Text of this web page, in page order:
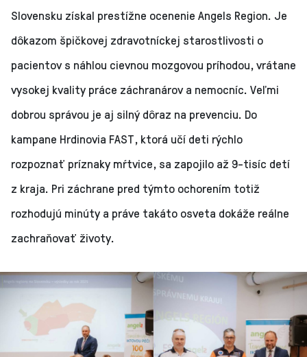
Slovensku získal prestížne ocenenie Angels Region. Je
dôkazom špičkovej zdravotníckej starostlivosti o
pacientov s náhlou cievnou mozgovou príhodou, vrátane
vysokej kvality práce záchranárov a nemocníc. Veľmi
dobrou správou je aj silný dôraz na prevenciu. Do
kampane Hrdinovia FAST, ktorá učí deti rýchlo
rozpoznať príznaky mŕtvice, sa zapojilo až 9-tisíc detí
z kraja. Pri záchrane pred týmto ochorením totiž
rozhodujú minúty a práve takáto osveta dokáže reálne
zachraňovať životy.